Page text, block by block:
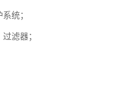
统；
滤器；